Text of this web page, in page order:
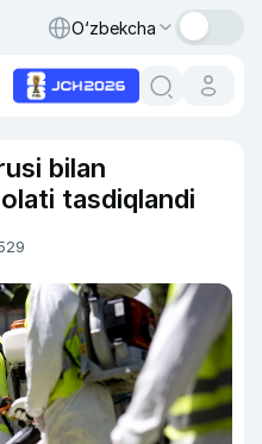
O‘zbekcha
bilan
tasdiqlandi